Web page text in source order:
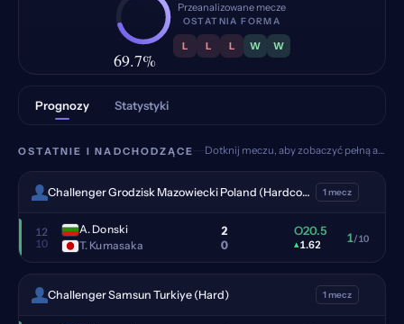
69.7%
Przeanalizowane mecze
OSTATNIA FORMA
L L L W W
Prognozy Statystyki
OSTATNIE I NADCHODZĄCE Dotknij meczu, aby zobaczyć pełną analizę
Challenger Grodzisk Mazowiecki Poland (Hardcourt outdoor) 1 mecz
12
10
A. Donski
T. Kumasaka
2
0
O20.5
▴1.62 1/10
Challenger Samsun Turkiye (Hard) 1 mecz